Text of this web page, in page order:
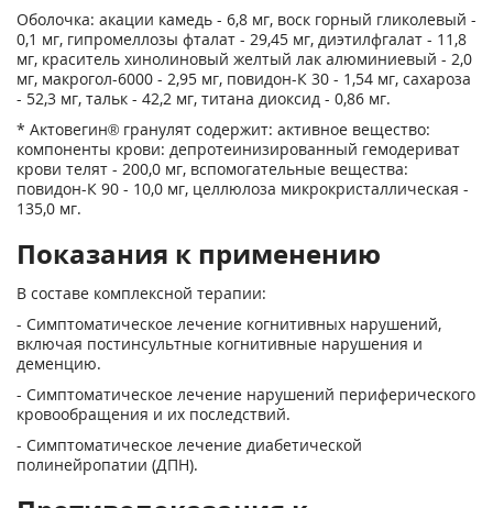
Оболочка: акации камедь - 6,8 мг, воск горный гликолевый -
0,1 мг, гипромеллозы фталат - 29,45 мг, диэтилфгалат - 11,8
мг, краситель хинолиновый желтый лак алюминиевый - 2,0
мг, макрогол-6000 - 2,95 мг, повидон-К 30 - 1,54 мг, сахароза
- 52,3 мг, тальк - 42,2 мг, титана диоксид - 0,86 мг.
* Актовегин® гранулят содержит: активное вещество:
компоненты крови: депротеинизированный гемодериват
крови телят - 200,0 мг, вспомогательные вещества:
повидон-К 90 - 10,0 мг, целлюлоза микрокристаллическая -
135,0 мг.
Показания к применению
В составе комплексной терапии:
- Симптоматическое лечение когнитивных нарушений,
включая постинсультные когнитивные нарушения и
деменцию.
- Симптоматическое лечение нарушений периферического
кровообращения и их последствий.
- Симптоматическое лечение диабетической
полинейропатии (ДПН).